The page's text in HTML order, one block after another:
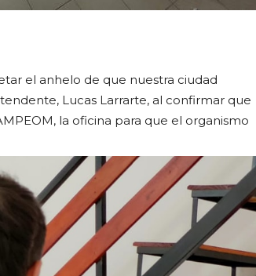
el anhelo de que nuestra ciudad
Lucas Larrarte, al confirmar que
la oficina para que el organismo